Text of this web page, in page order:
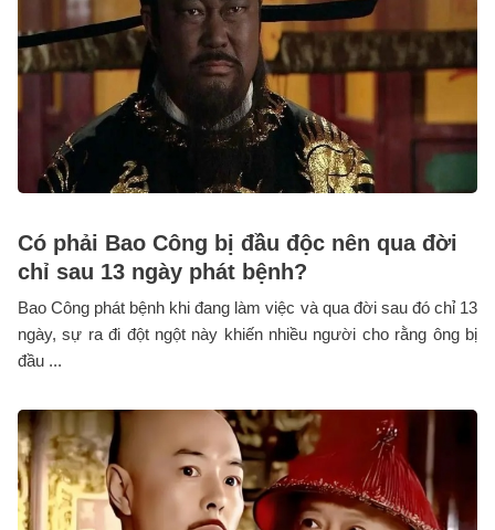
Có phải Bao Công bị đầu độc nên qua đời
chỉ sau 13 ngày phát bệnh?
Bao Công phát bệnh khi đang làm việc và qua đời sau đó chỉ 13
ngày, sự ra đi đột ngột này khiến nhiều người cho rằng ông bị
đầu ...